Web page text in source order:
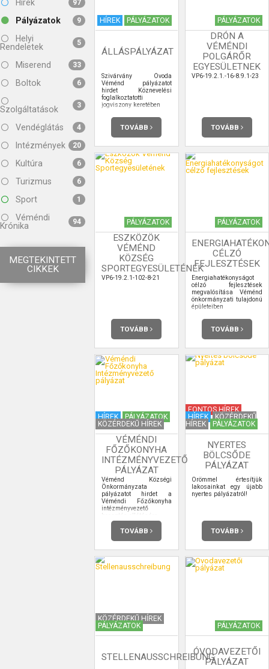
Hírek
97
Pályázatok 9
Helyi
Rendeletek
5
Miserend 33
Boltok 6
Szolgáltatások 3
Vendéglátás 4
Intézmények 20
Kultúra 6
Turizmus 6
Sport 1
Véméndi
Krónika
94
MEGTEKINTETT
CIKKEK
HÍREK PÁLYÁZATOK
ÁLLÁSPÁLYÁZAT
Szivárvány Óvoda
Véménd pályázatot
hirdet Köznevelési
foglalkoztatotti
jogviszony keretében
TOVÁBB
PÁLYÁZATOK
DRÓN A
VÉMÉNDI
POLGÁRŐR
EGYESÜLETNEK
VP6-19.2.1.-16-8.9.1-23
TOVÁBB
PÁLYÁZATOK
ESZKÖZÖK
VÉMÉND
KÖZSÉG
SPORTEGYESÜLETÉNEK
VP6-19.2.1-102-8-21
TOVÁBB
PÁLYÁZATOK
CÉLZÓ
FEJLESZTÉSEK
Energiahatékonyságot
célzó fejlesztések
megvalósítása Véménd
önkormányzati tulajdonú
épületeiben
TOVÁBB
HÍREK
PÁLYÁZATOK
KÖZÉRDEKŰ HÍREK
VÉMÉNDI
FŐZŐKONYHA
INTÉZMÉNYVEZETŐ
PÁLYÁZAT
Véménd Községi
Önkormányzata
pályázatot hirdet a
Véméndi Főzőkonyha
intézményvezető
beosztás ellátására.
TOVÁBB
FONTOS HÍREK
HÍREK
KÖZÉRDEKŰ
HÍREK
PÁLYÁZATOK
NYERTES
BÖLCSŐDE
PÁLYÁZAT
Örömmel értesítjük
lakosainkat egy újabb
nyertes pályázatról!
TOVÁBB
KÖZÉRDEKŰ HÍREK
PÁLYÁZATOK
STELLENAUSSCHREIBUNG
PÁLYÁZATOK
ÓVODAVEZETŐI
PÁLYÁZAT